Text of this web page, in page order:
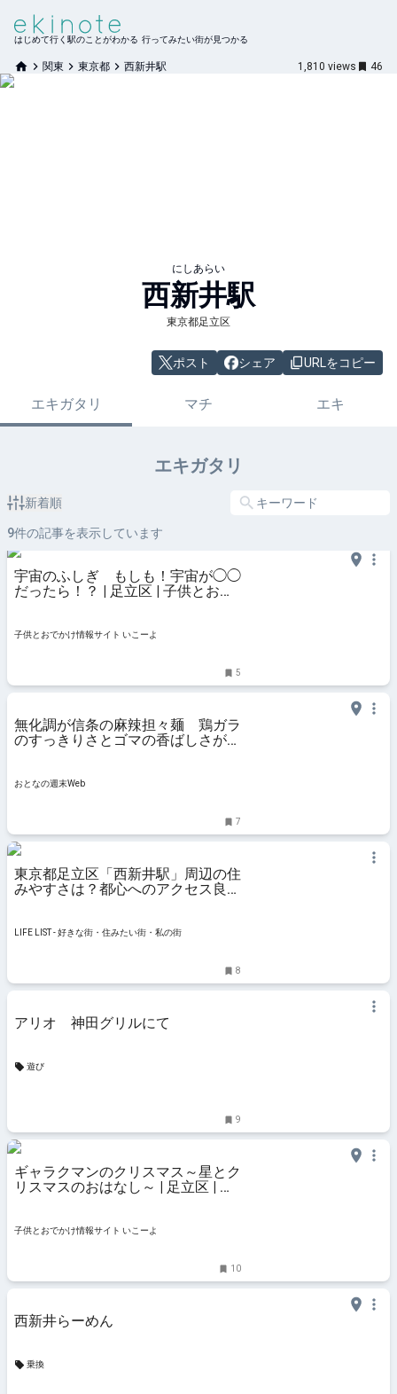
はじめて行く駅のことがわかる 行ってみたい街が見つかる
関東 東京都 西新井駅 1,810 views 46
にしあらい
西新井駅
東京都足立区
ポスト シェア URLをコピー
エキガタリ マチ エキ
エキガタリ
新着順
9件の記事を表示しています
宇宙のふしぎ もしも！宇宙が◯◯
だったら！？ | 足立区 | 子供とお出
子供とおでかけ情報サイト いこーよ
5
無化調が信条の麻辣担々麺 鶏ガラ
のすっきりさとゴマの香ばしさが愛
おとなの週末Web
7
東京都足立区「西新井駅」周辺の住
みやすさは？都心へのアクセス良好
LIFE LIST - 好きな街・住みたい街・私の街
8
アリオ 神田グリルにて
遊び
9
ギャラクマンのクリスマス～星とク
リスマスのおはなし～ | 足立区 | 子
子供とおでかけ情報サイト いこーよ
10
西新井らーめん
乗換